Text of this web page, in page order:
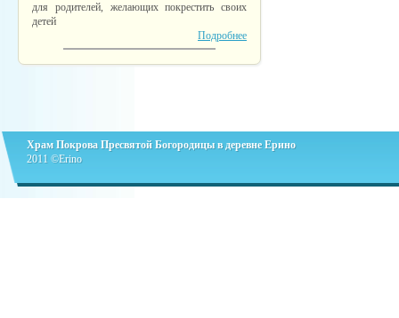
для родителей, желающих покрестить своих
детей
Подробнее
Храм Покрова Пресвятой Богородицы в деревне Ерино
2011 ©Erino